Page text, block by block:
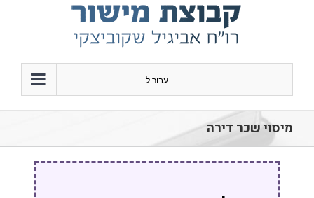
עבור ל
מיסוי שכר דירה